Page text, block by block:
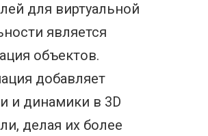
для виртуальной
является
объектов.
добавляет
и динамики в 3D
делая их более